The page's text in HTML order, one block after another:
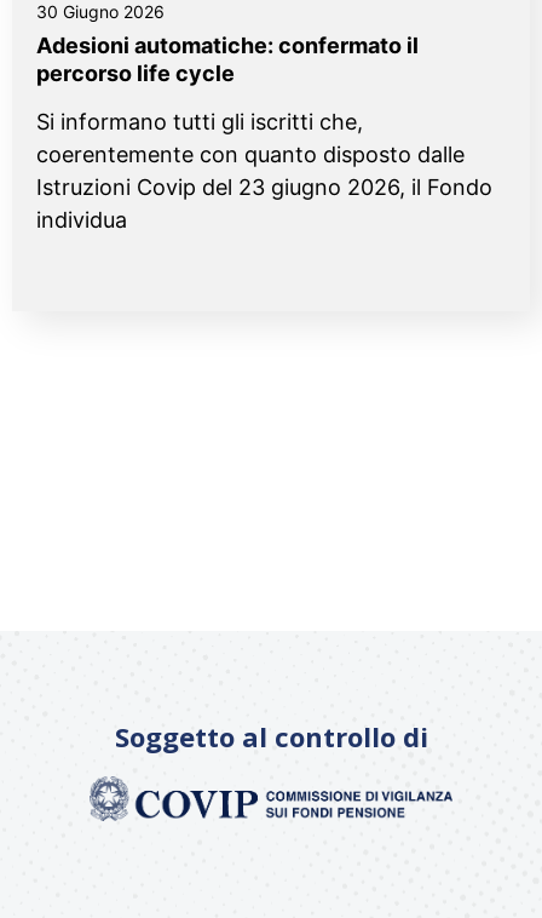
30 Giugno 2026
Adesioni automatiche: confermato il
percorso life cycle
Si informano tutti gli iscritti che,
coerentemente con quanto disposto dalle
Istruzioni Covip del 23 giugno 2026, il Fondo
individua
Soggetto al controllo di